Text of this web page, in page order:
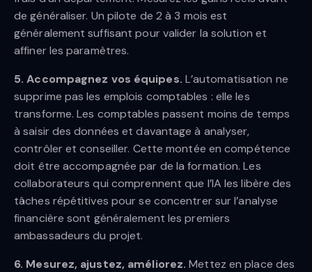
de généraliser. Un pilote de 2 à 3 mois est
généralement suffisant pour valider la solution et
affiner les paramètres.
5. Accompagnez vos équipes. L’automatisation ne
supprime pas les emplois comptables : elle les
transforme. Les comptables passent moins de temps
à saisir des données et davantage à analyser,
contrôler et conseiller. Cette montée en compétence
doit être accompagnée par de la formation. Les
collaborateurs qui comprennent que l’IA les libère des
tâches répétitives pour se concentrer sur l’analyse
financière sont généralement les premiers
ambassadeurs du projet.
6. Mesurez, ajustez, améliorez. Mettez en place des